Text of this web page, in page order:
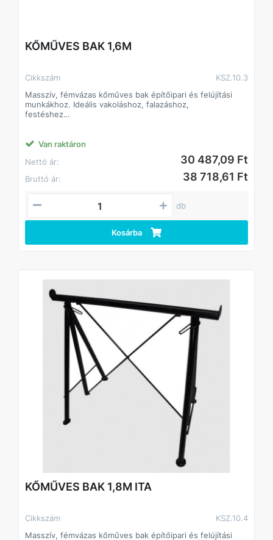
KŐMŰVES BAK 1,6M
Cikkszám
KSZ.10.3
Masszív, fémvázas kőműves bak építőipari és felújítási
munkákhoz. Ideális vakoláshoz, falazáshoz,
festéshez
mozgatható. Hatékony munkatárs a mindennapokban.
Van raktáron
Nettó ár:
30 487,09 Ft
Bruttó ár: 38 718,61 Ft
db
Kosárba
KŐMŰVES BAK 1,8M ITA
Cikkszám
KSZ.10.4
Masszív, fémvázas kőműves bak építőipari és felújítási